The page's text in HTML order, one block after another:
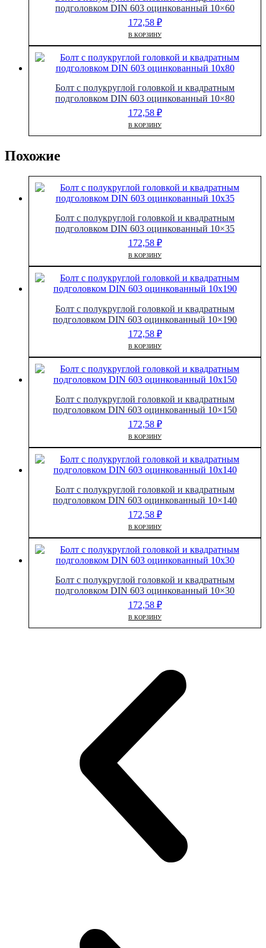
подголовком DIN 603 оцинкованный 10×60
172,58 ₽
В КОРЗИНУ
Болт с полукруглой головкой и квадратным
подголовком DIN 603 оцинкованный 10×80
172,58 ₽
В КОРЗИНУ
Похожие
Болт с полукруглой головкой и квадратным
подголовком DIN 603 оцинкованный 10×35
172,58 ₽
В КОРЗИНУ
Болт с полукруглой головкой и квадратным
подголовком DIN 603 оцинкованный 10×190
172,58 ₽
В КОРЗИНУ
Болт с полукруглой головкой и квадратным
подголовком DIN 603 оцинкованный 10×150
172,58 ₽
В КОРЗИНУ
Болт с полукруглой головкой и квадратным
подголовком DIN 603 оцинкованный 10×140
172,58 ₽
В КОРЗИНУ
Болт с полукруглой головкой и квадратным
подголовком DIN 603 оцинкованный 10×30
172,58 ₽
В КОРЗИНУ